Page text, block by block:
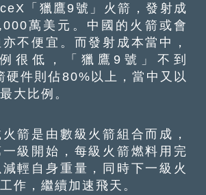
「獵鷹9號」火箭，發射成
萬美元。中國的火箭或會
不便宜。而發射成本當中，
很低，「獵鷹9號」不到
硬件則佔80%以上，當中又以
大比例。
是由數級火箭組合而成，
級開始，每級火箭燃料用完
輕自身重量，同時下一級火
作，繼續加速飛天。